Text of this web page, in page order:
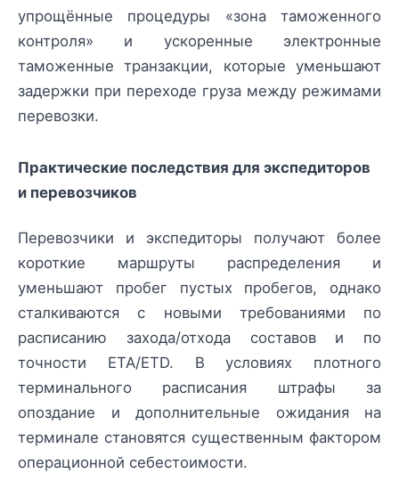
упрощённые процедуры «зона таможенного
контроля» и ускоренные электронные
таможенные транзакции, которые уменьшают
задержки при переходе груза между режимами
перевозки.
Практические последствия для экспедиторов
и перевозчиков
Перевозчики и экспедиторы получают более
короткие маршруты распределения и
уменьшают пробег пустых пробегов, однако
сталкиваются с новыми требованиями по
расписанию захода/отхода составов и по
точности ETA/ETD. В условиях плотного
терминального расписания штрафы за
опоздание и дополнительные ожидания на
терминале становятся существенным фактором
операционной себестоимости.